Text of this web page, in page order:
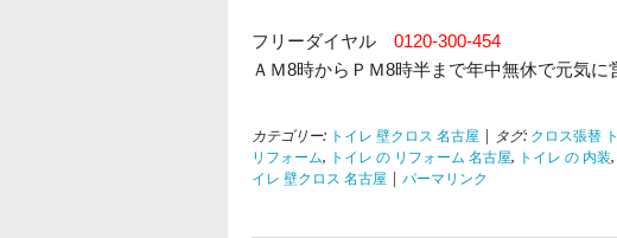
フリーダイヤル 0120-300-454
ＡＭ8時からＰＭ8時半まで年中無休で元気に
カテゴリー: トイレ 壁クロス 名古屋 | タグ: クロス張替
リフォーム, トイレ の リフォーム 名古屋, トイレ の 内装,
イレ 壁クロス 名古屋
パーマリンク